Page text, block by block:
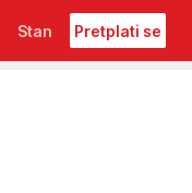
Stan Pretplati se